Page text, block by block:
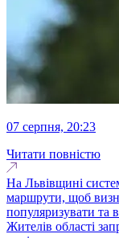
07 серпня, 20:23
Читати повністю
На Львівщині
маршрути, щоб
популяризувати та
Жителів області